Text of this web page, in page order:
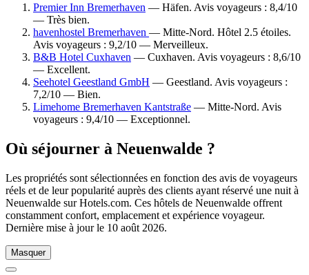
Premier Inn Bremerhaven — Häfen. Avis voyageurs : 8,4/10
— Très bien.
havenhostel Bremerhaven — Mitte-Nord. Hôtel 2.5 étoiles.
Avis voyageurs : 9,2/10 — Merveilleux.
B&B Hotel Cuxhaven — Cuxhaven. Avis voyageurs : 8,6/10
— Excellent.
Seehotel Geestland GmbH — Geestland. Avis voyageurs :
7,2/10 — Bien.
Limehome Bremerhaven Kantstraße — Mitte-Nord. Avis
voyageurs : 9,4/10 — Exceptionnel.
Où séjourner à Neuenwalde ?
Les propriétés sont sélectionnées en fonction des avis de voyageurs
réels et de leur popularité auprès des clients ayant réservé une nuit à
Neuenwalde sur Hotels.com. Ces hôtels de Neuenwalde offrent
constamment confort, emplacement et expérience voyageur.
Dernière mise à jour le 10 août 2026.
Masquer